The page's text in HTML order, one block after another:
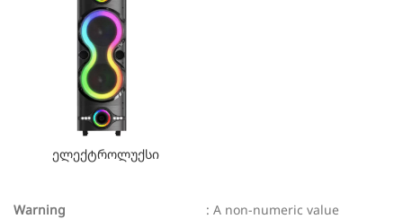
ელექტროლუქსი
Warning
: A non-numeric value